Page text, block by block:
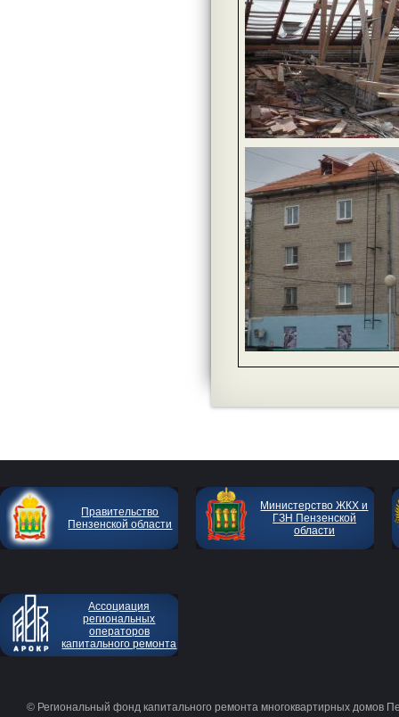
Правительство
Пензенской области
Министерство ЖКХ и
ГЗН Пензенской
области
Ассоциация
региональных
операторов
капитального ремонта
© Региональный фонд капитального ремонта многоквартирных домов